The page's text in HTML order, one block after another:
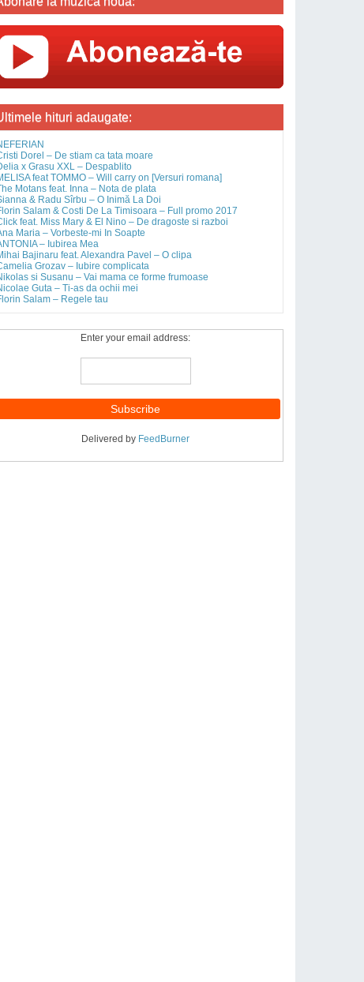
hituri adaugate:
Dorel – De stiam ca tata moare
x Grasu XXL – Despablito
feat TOMMO – Will carry on [Versuri romana]
Motans feat. Inna – Nota de plata
& Radu Sîrbu – O Inimă La Doi
Salam & Costi De La Timisoara – Full promo 2017
feat. Miss Mary & El Nino – De dragoste si razboi
Maria – Vorbeste-mi In Soapte
– Iubirea Mea
Bajinaru feat. Alexandra Pavel – O clipa
Grozav – Iubire complicata
si Susanu – Vai mama ce forme frumoase
Guta – Ti-as da ochii mei
Salam – Regele tau
Enter your email address:
Delivered by FeedBurner